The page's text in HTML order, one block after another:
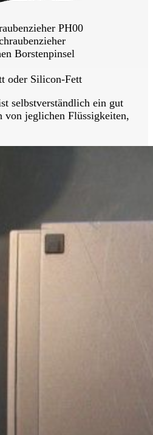
PH00
Borstenpinsel
oder Silicon-Fett
selbstverständlich ein gut
von jeglichen Flüssigkeiten,